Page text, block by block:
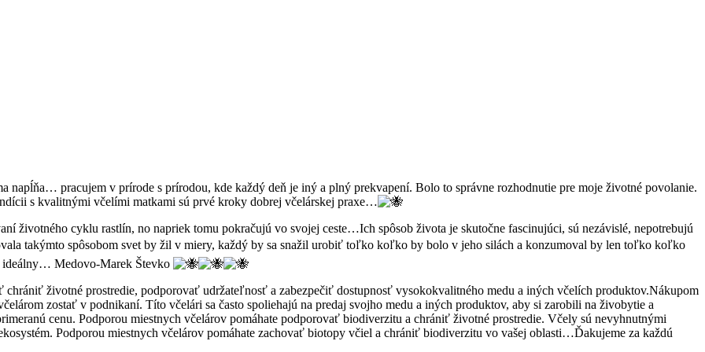
napĺňa… pracujem v prírode s prírodou, kde každý deň je iný a plný prekvapení. Bolo to správne rozhodnutie pre moje životné povolanie.
s kvalitnými včelími matkami sú prvé kroky dobrej včelárskej praxe…
životného cyklu rastlín, no napriek tomu pokračujú vo svojej ceste…Ich spôsob života je skutočne fascinujúci, sú nezávislé, nepotrebujú
takýmto spôsobom svet by žil v miery, každý by sa snažil urobiť toľko koľko by bolo v jeho silách a konzumoval by len toľko koľko
ideálny… Medovo-Marek Števko
chrániť životné prostredie, podporovať udržateľnosť a zabezpečiť dostupnosť vysokokvalitného medu a iných včelích produktov.Nákupom
zostať v podnikaní. Títo včelári sa často spoliehajú na predaj svojho medu a iných produktov, aby si zarobili na živobytie a
cenu. Podporou miestnych včelárov pomáhate podporovať biodiverzitu a chrániť životné prostredie. Včely sú nevyhnutnými
Podporou miestnych včelárov pomáhate zachovať biotopy včiel a chrániť biodiverzitu vo vašej oblasti…Ďakujeme za každú